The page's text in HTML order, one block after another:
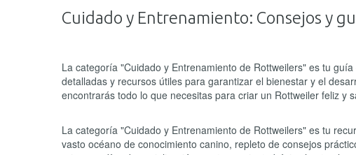
Cuidado y Entrenamiento: Consejos y
La categoría "Cuidado y Entrenamiento de Rottweilers" es tu
detalladas y recursos útiles para garantizar el bienestar y el
encontrarás todo lo que necesitas para criar un Rottweiler feliz y
La categoría "Cuidado y Entrenamiento de Rottweilers" es tu
vasto océano de conocimiento canino, repleto de consejos